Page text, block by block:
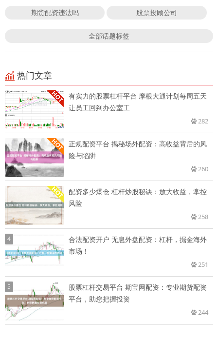
期货配资违法吗 股票投顾公司
全部话题标签
热门文章
有实力的股票杠杆平台 摩根大通计划每周五天
让员工回到办公室工
282
正规配资平台 揭秘场外配资：高收益背后的风
险与陷阱
260
配资多少爆仓 杠杆炒股秘诀：放大收益，掌控
风险
258
4
合法配资开户 无息外盘配资：杠杆，掘金海外
市场！
251
5
股票杠杆交易平台 期宝网配资：专业期货配资
平台，助您把握投资
244